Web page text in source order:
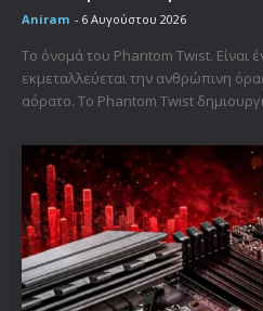
Aniram - 6 Αυγούστου 2026
Το όνομά του Phantom Twist. Είναι
εκμεταλλεύεται την ανθρώπινη
αόρατο. Το Phantom Twist